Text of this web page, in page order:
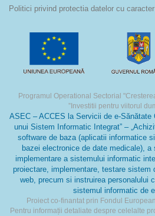
Politici privind protectia datelor cu caracter
Programul Operational Sectorial
”Investitii pentru viitorul
ASEC – ACCES la Servicii de e-Sănătate
unui Sistem Informatic Integrat” –
software de baza (aplicatii informatice
bazei electronice de date medicale),
implementare a sistemului informatic
proiectare, implementare, testare sistem
web, precum si instruirea personalului
sistemul informatic de
Proiect co-finantat prin Fondul
Pentru informații detaliate despre celelalte